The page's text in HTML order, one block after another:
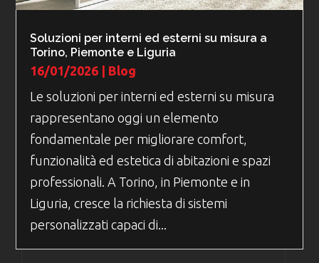
Soluzioni per interni ed esterni su misura a
Torino, Piemonte e Liguria
16/01/2026
Blog
Le soluzioni per interni ed esterni su misura
rappresentano oggi un elemento
fondamentale per migliorare comfort,
funzionalità ed estetica di abitazioni e spazi
professionali. A Torino, in Piemonte e in
Liguria, cresce la richiesta di sistemi
personalizzati capaci di...